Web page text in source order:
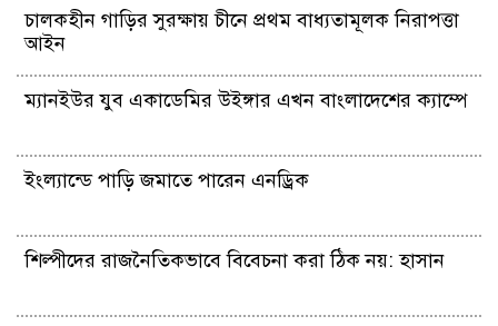
চালকহীন গাড়ির সুরক্ষায় চীনে প্রথম বাধ্যতামূলক নিরাপত্তা
আইন
ম্যানইউর যুব একাডেমির উইঙ্গার এখন বাংলাদেশের ক্যাম্পে
ইংল্যান্ডে পাড়ি জমাতে পারেন এনড্রিক
শিল্পীদের রাজনৈতিকভাবে বিবেচনা করা ঠিক নয়: হাসান